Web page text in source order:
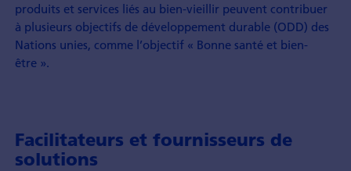
produits et services liés au bien-vieillir peuvent contribuer
à plusieurs objectifs de développement durable (ODD) des
Nations unies, comme l’objectif « Bonne santé et bien-
être ».
Facilitateurs et fournisseurs de
solutions